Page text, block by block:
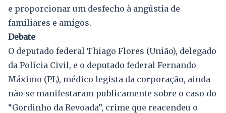
e proporcionar um desfecho à angústia de
familiares e amigos.
Debate
O deputado federal Thiago Flores (União), delegado
da Polícia Civil, e o deputado federal Fernando
Máximo (PL), médico legista da corporação, ainda
não se manifestaram publicamente sobre o caso do
“Gordinho da Revoada”, crime que reacendeu o